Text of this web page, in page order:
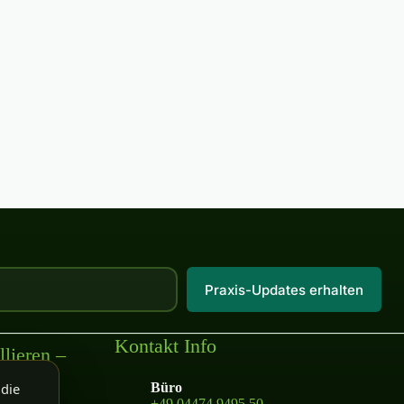
Praxis-Updates erhalten
– Kontakt Info
Büro